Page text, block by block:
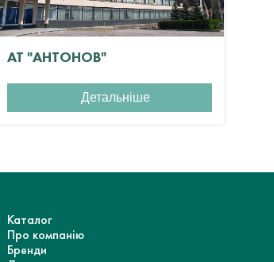
АТ "АНТОНОВ"
Детальніше
Каталог
Про компанію
Бренди